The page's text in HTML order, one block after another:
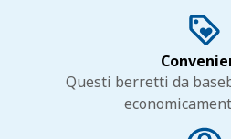
Questi berretti da